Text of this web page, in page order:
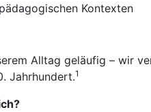
Kontexten
Alltag geläufig – wir
Jahrhundert.1